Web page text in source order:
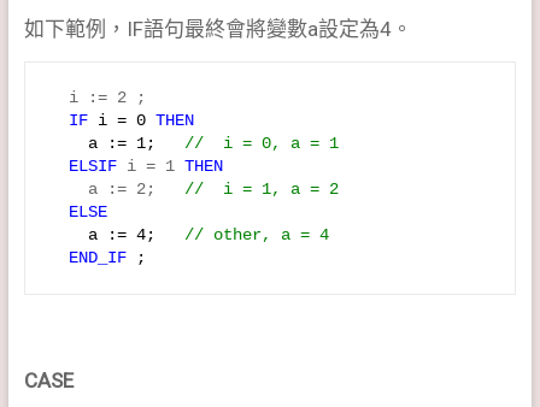
如下範例，IF語句最終會將變數a設定為4。
IF i = 0 THEN
a := 1; //  i = 0, a = 1
ELSIF i = 1 THEN
a := 2;
//  i = 1, a = 2
  ELSE
a := 4; // other, a = 4
END_IF ;
CASE